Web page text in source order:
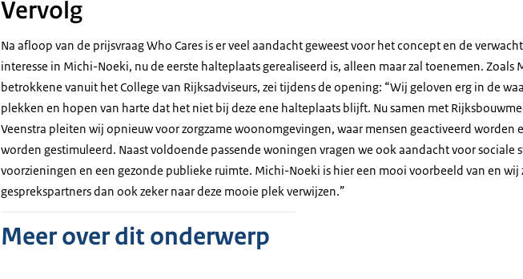
Vervolg
Na afloop van de prijsvraag Who Cares is er veel aandacht geweest voor het concept en de
interesse in Michi-Noeki, nu de eerste halteplaats gerealiseerd is, alleen maar zal toenemen. Zoals
betrokkene vanuit het College van Rijksadviseurs, zei tijdens de opening: “Wij geloven erg in de
plekken en hopen van harte dat het niet bij deze ene halteplaats blijft. Nu samen met
Veenstra pleiten wij opnieuw voor zorgzame woonomgevingen, waar mensen geactiveerd worden
worden gestimuleerd. Naast voldoende passende woningen vragen we ook aandacht voor sociale
voorzieningen en een gezonde publieke ruimte. Michi-Noeki is hier een mooi voorbeeld van en wij
gesprekspartners dan ook zeker naar deze mooie plek verwijzen.”
Meer over dit onderwerp